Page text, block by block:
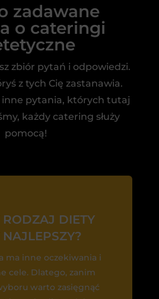
zadawane
o cateringi
zbiór pytań i odpowiedzi.
z tych Cię zastanawia.
inne pytania, których tutaj
każdy catering służy
pomocą!
RODZAJ DIETY
NAJLEPSZY?
ma inne oczekiwania i
cele. Dlatego, zanim
warto zasięgnąć